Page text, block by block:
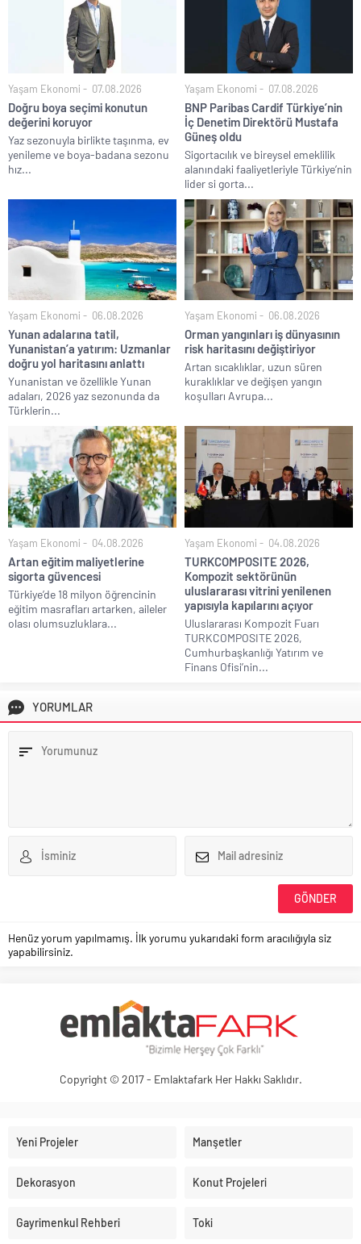
Yaşam Ekonomi 07.08.2026
Doğru boya seçimi konutun
değerini koruyor
Yaz sezonuyla birlikte taşınma, ev
yenileme ve boya-badana sezonu
hız...
Yaşam Ekonomi 07.08.2026
BNP Paribas Cardif Türkiye’nin
İç Denetim Direktörü Mustafa
Güneş oldu
Sigortacılık ve bireysel emeklilik
alanındaki faaliyetleriyle Türkiye’nin
lider si gorta...
Yaşam Ekonomi 06.08.2026
Yunan adalarına tatil,
Yunanistan’a yatırım: Uzmanlar
doğru yol haritasını anlattı
Yunanistan ve özellikle Yunan
adaları, 2026 yaz sezonunda da
Türklerin...
Yaşam Ekonomi 06.08.2026
Orman yangınları iş dünyasının
risk haritasını değiştiriyor
Artan sıcaklıklar, uzun süren
kuraklıklar ve değişen yangın
koşulları Avrupa...
Yaşam Ekonomi 04.08.2026
Artan eğitim maliyetlerine
sigorta güvencesi
Türkiye’de 18 milyon öğrencinin
eğitim masrafları artarken, aileler
olası olumsuzluklara...
Yaşam Ekonomi 04.08.2026
TURKCOMPOSITE 2026,
Kompozit sektörünün
uluslararası vitrini yenilenen
yapısıyla kapılarını açıyor
Uluslararası Kompozit Fuarı
TURKCOMPOSITE 2026,
Cumhurbaşkanlığı Yatırım ve
Finans Ofisi’nin...
YORUMLAR
Henüz yorum yapılmamış. İlk yorumu yukarıdaki form aracılığıyla siz
yapabilirsiniz.
Copyright © 2017 - Emlaktafark Her Hakkı Saklıdır.
Yeni Projeler Manşetler
Dekorasyon Konut Projeleri
Gayrimenkul Rehberi Toki